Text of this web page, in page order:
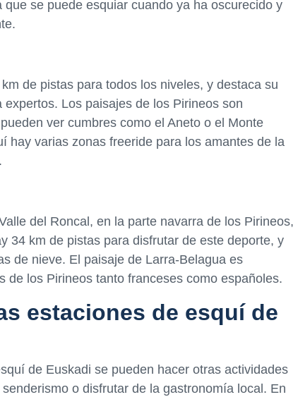
se puede esquiar cuando ya ha oscurecido y
de pistas para todos los niveles, y destaca su
Los paisajes de los Pirineos son
ver cumbres como el Aneto o el Monte
hay varias zonas freeride para los amantes de la
del Roncal, en la parte navarra de los Pirineos,
34 km de pistas para disfrutar de este deporte, y
de nieve. El paisaje de Larra-Belagua es
de los Pirineos tanto franceses como españoles.
estaciones de esquí de
de Euskadi se pueden hacer otras actividades
o disfrutar de la gastronomía local. En